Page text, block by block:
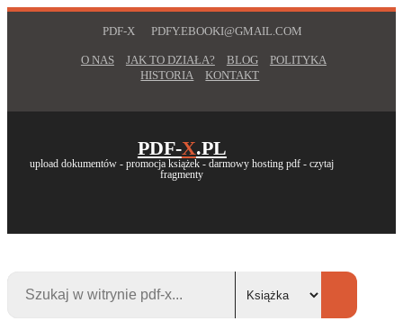
PDF-X PDFY.EBOOKI@GMAIL.COM
O NAS JAK TO DZIAŁA? BLOG
POLITYKA
HISTORIA
KONTAKT
PDF-X.PL
upload dokumentów - promocja książek - darmowy hosting pdf - czytaj
fragmenty